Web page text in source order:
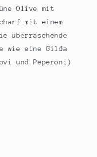
Olive mit
mit einem
überraschende
wie eine Gilda
und Peperoni)